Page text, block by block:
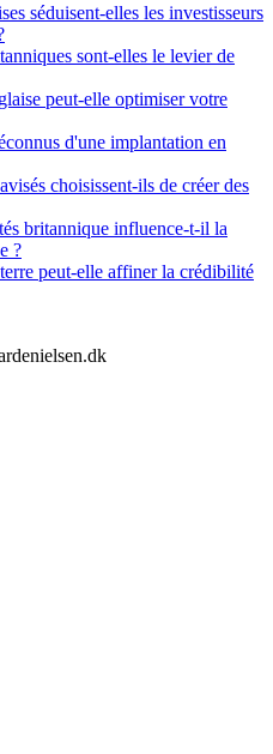
séduisent-elles les investisseurs
sont-elles le levier de
peut-elle optimiser votre
d'une implantation en
choisissent-ils de créer des
britannique influence-t-il la
?
peut-elle affiner la crédibilité